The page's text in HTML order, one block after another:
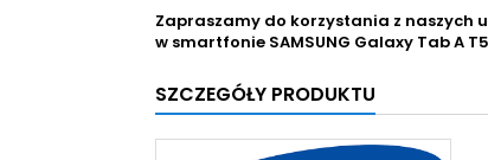
Zapraszamy do korzystania z naszych
w smartfonie SAMSUNG Galaxy Tab A
SZCZEGÓŁY PRODUKTU